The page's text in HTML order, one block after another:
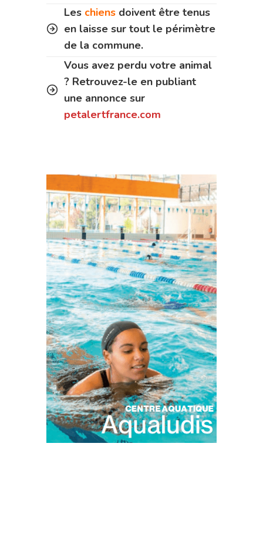
Les chiens doivent être tenus
en laisse sur tout le périmètre
de la commune.
Vous avez perdu votre animal
? Retrouvez-le en publiant
une annonce sur
petalertfrance.com